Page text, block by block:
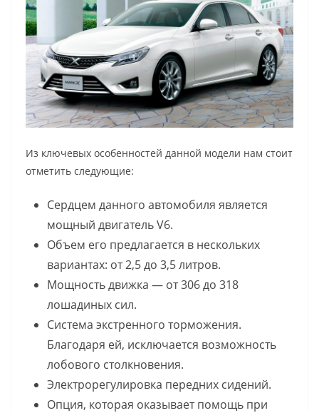
Из ключевых особенностей данной модели нам стоит
отметить следующие:
Сердцем данного автомобиля является
мощный двигатель V6.
Объем его предлагается в нескольких
вариантах: от 2,5 до 3,5 литров.
Мощность движка — от 306 до 318
лошадиных сил.
Система экстренного торможения.
Благодаря ей, исключается возможность
лобового столкновения.
Электрорегулировка передних сидений.
Опция, которая оказывает помощь при